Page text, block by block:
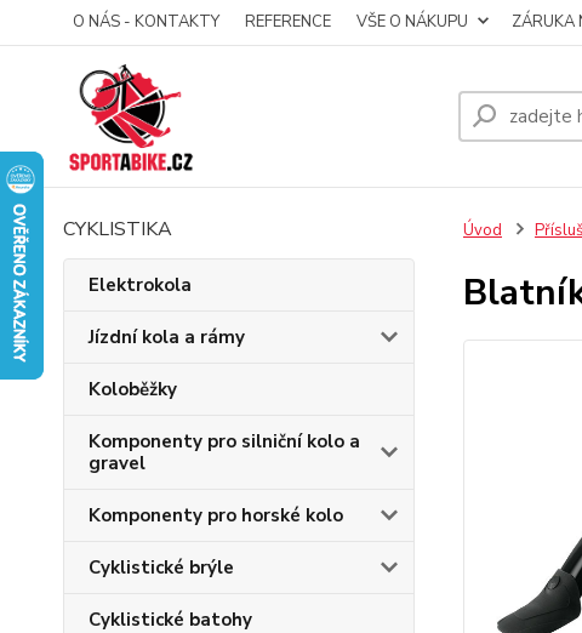
O NÁS - KONTAKTY REFERENCE VŠE O NÁKUPU ZÁRUKA
CYKLISTIKA
Elektrokola
Jízdní kola a rámy
Koloběžky
Komponenty pro silniční kolo a
gravel
Komponenty pro horské kolo
Cyklistické brýle
Cyklistické batohy
Úvod